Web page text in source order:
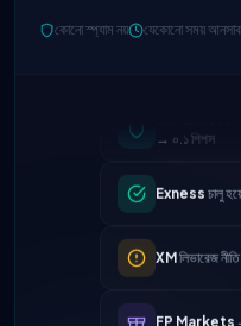
কোনো স্প্যাম নয় যেকোনো সময়